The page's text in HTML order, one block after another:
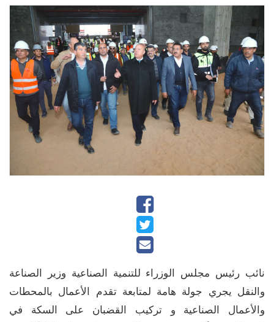
نائب رئيس مجلس الوزراء للتنمية الصناعية وزير الصناعة
والنقل يجري جولة هامة لمتابعة تقدم الأعمال بالمحطات
والأعمال الصناعية و تركيب القضبان على السكة في